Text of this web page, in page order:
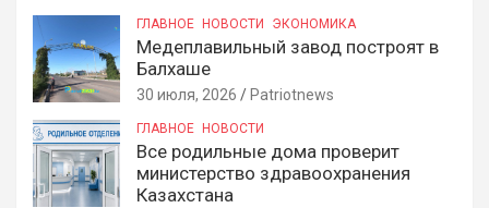
ГЛАВНОЕ НОВОСТИ ЭКОНОМИКА
Медеплавильный завод построят в
Балхаше
30 июля, 2026 Patriotnews
ГЛАВНОЕ НОВОСТИ
Все родильные дома проверит
министерство здравоохранения
Казахстана